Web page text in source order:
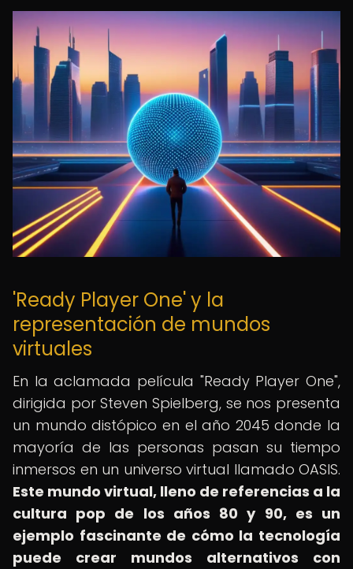
'Ready Player One' y la
representación de mundos
virtuales
En la aclamada película "Ready Player One",
dirigida por Steven Spielberg, se nos presenta
un mundo distópico en el año 2045 donde la
mayoría de las personas pasan su tiempo
inmersos en un universo virtual llamado OASIS.
Este mundo virtual, lleno de referencias a la
cultura pop de los años 80 y 90, es un
ejemplo fascinante de cómo la tecnología
puede crear mundos alternativos con